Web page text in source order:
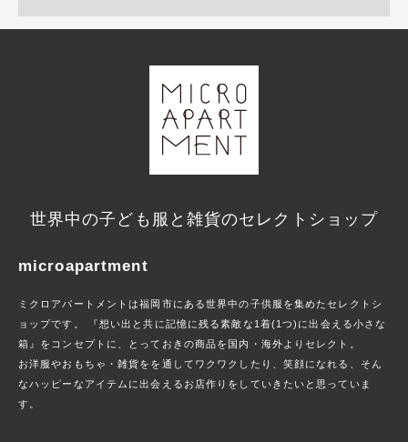
世界中の子ども服と雑貨のセレクトショップ
microapartment
ミクロアパートメントは福岡市にある世界中の子供服を集めたセレクトシ
ョップです。 『想い出と共に記憶に残る素敵な1着(1つ)に出会える小さな
箱』をコンセプトに、とっておきの商品を国内・海外よりセレクト。
お洋服やおもちゃ・雑貨をを通してワクワクしたり、笑顔になれる、そん
なハッピーなアイテムに出会えるお店作りをしていきたいと思っていま
す。